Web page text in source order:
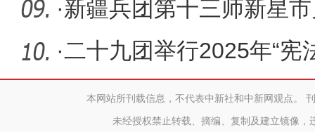
·新疆兵团第十三师新星
奖补资金
·二十九团举行2025年“宪
关活动
本网站所刊载信息，不代表中新社和中新网观点。
未经授权禁止转载、摘编、复制及建立镜像，